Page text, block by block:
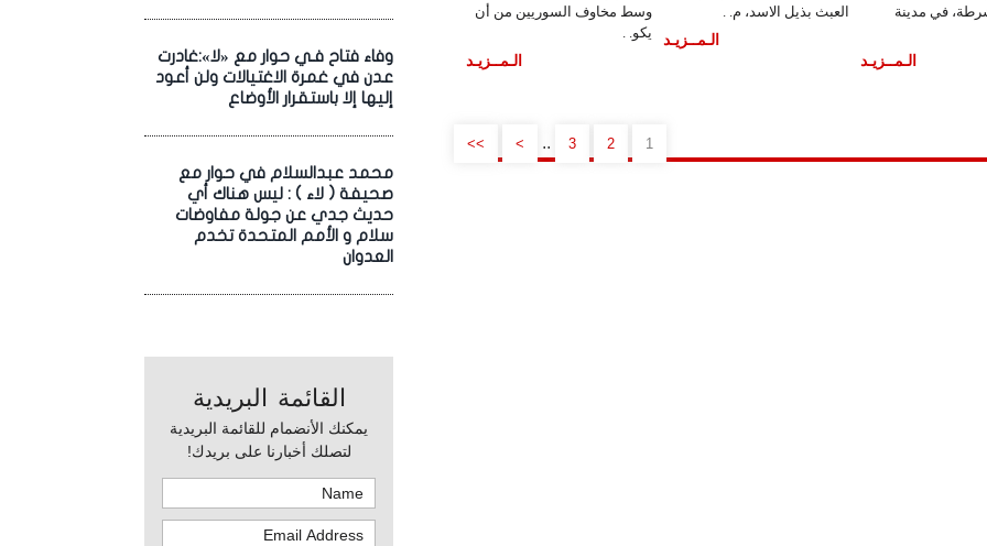
وفاء فتاح فـي حوار مع «لا»:غادرت
عدن في غمرة الاغتيالات ولن أعود
إليها إلا باستقرار الأوضاع
محمد عبدالسلام في حوار مع
صحيفة ( لاء ) : ليس هناك أي
حديث جدي عن جولة مفاوضات
سلام و الأمم المتحدة تخدم
العدوان
القائمة البريدية
يمكنك الأنضمام للقائمة البريدية
لتصلك أخبارنا على بريدك!
في مدينة
الـمــزيـد
العبث بذيل الاسد، م. .
الـمــزيـد
وسط مخاوف السوريين من أن
يكو. .
الـمــزيـد
1
2
3
..
>
>>